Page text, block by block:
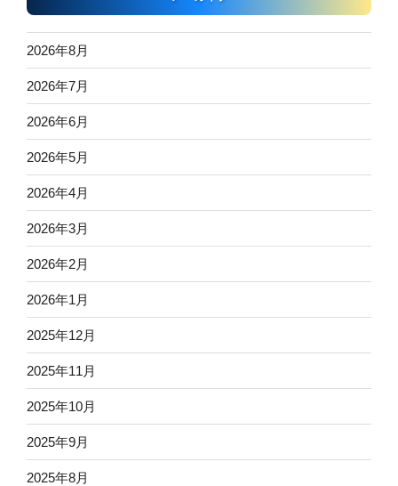
2026年8月
2026年7月
2026年6月
2026年5月
2026年4月
2026年3月
2026年2月
2026年1月
2025年12月
2025年11月
2025年10月
2025年9月
2025年8月